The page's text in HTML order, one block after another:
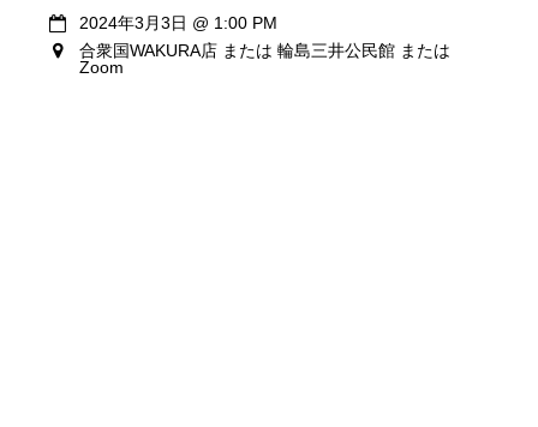
2024年3月3日 @ 1:00 PM
合衆国WAKURA店 または 輪島三井公民館 または
Zoom